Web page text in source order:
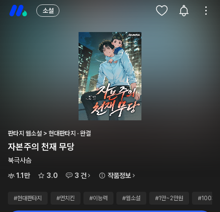
소설
판타지 웹소설 > 현대판타지 · 완결
자본주의 천재 무당
북극사슴
1.1만
3.0 3 건 작품정보
#현대판타지 #먼치킨 #이능력 #웹소설 #1만~2만원 #100화